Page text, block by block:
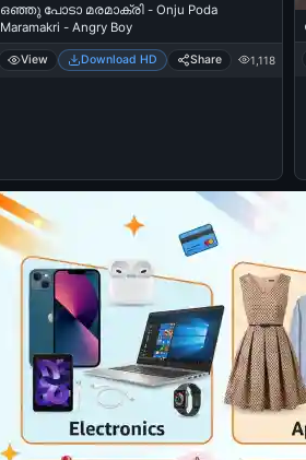
ഒഞ്ഞു പോടാ മരമാക്രി - Onju Poda
Maramakri - Angry Boy
View Download HD Share 1,118